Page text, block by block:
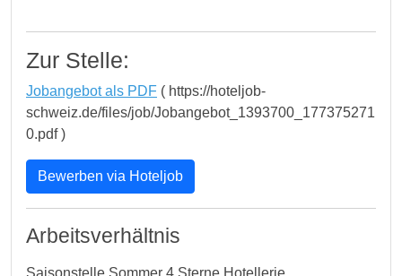
Zur Stelle:
Jobangebot als PDF ( https://hoteljob-
schweiz.de/files/job/Jobangebot_1393700_177375271
0.pdf )
Bewerben via Hoteljob
Arbeitsverhältnis
Saisonstelle Sommer 4 Sterne Hotellerie